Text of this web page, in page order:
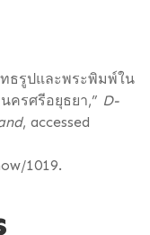
ธรูปและพระพิมพ์ใน
ครศรีอยุธยา,” D-
, accessed
1019.